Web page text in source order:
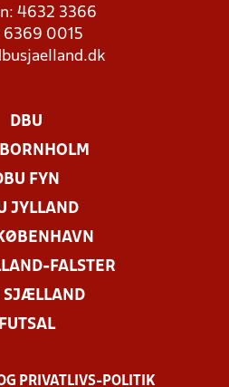
4632 3366
6369 0015
DBU
FYN
JYLLAND
FALSTER
SJÆLLAND
FUTSAL
PRIVATLIVS-POLITIK